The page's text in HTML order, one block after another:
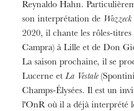
Reynaldo Hahn.
son interprétation de Wozzeck
2020, il chante les rôles-titres
Campra) à Lille et de Don
La saison prochaine, il se
Lucerne etLa Vestale
Champs-Élysées. Il est un
l'OnR où il a déjà interprété